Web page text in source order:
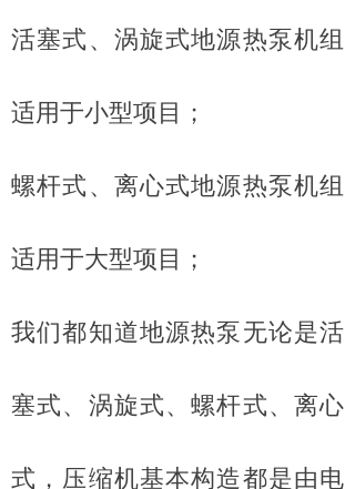
活塞式、涡旋式地源热泵机组
适用于小型项目；
螺杆式、离心式地源热泵机组
适用于大型项目；
我们都知道地源热泵无论是活
塞式、涡旋式、螺杆式、离心
式，压缩机基本构造都是由电